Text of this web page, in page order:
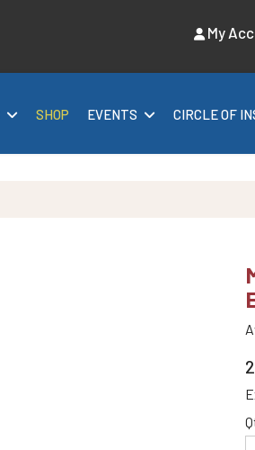
My
SHOP EVENTS CIRCLE OF